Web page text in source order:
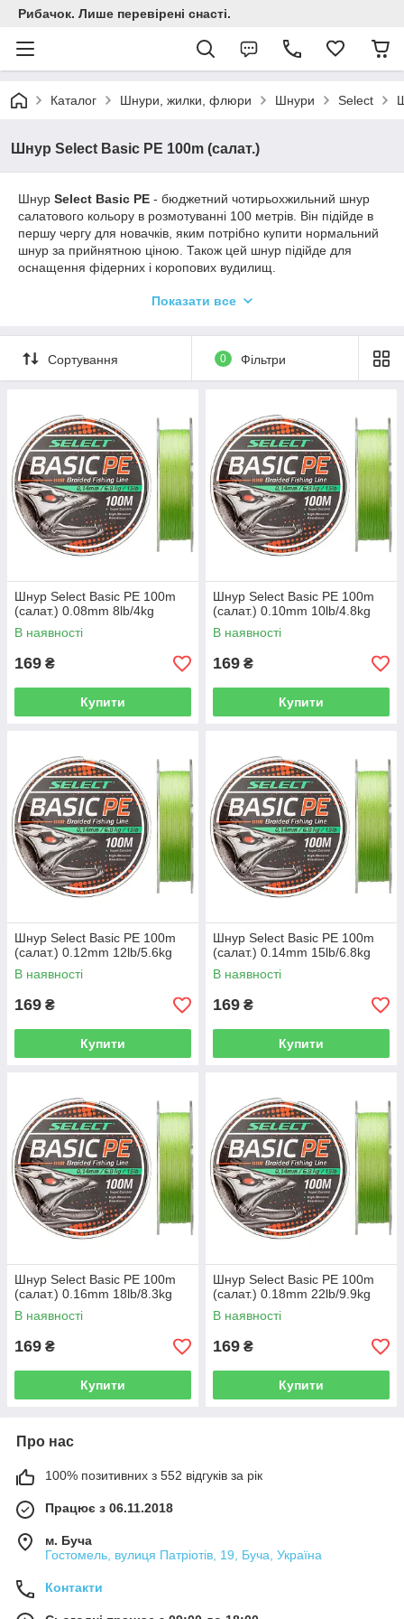
Рибачок. Лише перевірені снасті.
Каталог Шнури, жилки, флюри Шнури Select
Шнур Select Basic PE 100m (салат.)
Шнур Select Basic PE - бюджетний чотирьохжильний шнур
салатового кольору в розмотуванні 100 метрів. Він підійде в
першу чергу для новачків, яким потрібно купити нормальний
шнур за прийнятною ціною. Також цей шнур підійде для
оснащення фідерних і коропових вудилищ.
відрізняється підвищеною абразівоустойчівостью. Ці
фидерная рибалка, в стоячому водоймі або на протязі, при
лові твічінгом або джигом, Basic PE зможе знайти своє місце
Показати все
Сортування 0 Фільтри
Шнур Select Basic PE 100m
(салат.) 0.08mm 8lb/4kg
В наявності
169 ₴
Купити
Шнур Select Basic PE 100m
(салат.) 0.10mm 10lb/4.8kg
В наявності
169 ₴
Купити
Шнур Select Basic PE 100m
(салат.) 0.12mm 12lb/5.6kg
В наявності
169 ₴
Купити
Шнур Select Basic PE 100m
(салат.) 0.14mm 15lb/6.8kg
В наявності
169 ₴
Купити
Шнур Select Basic PE 100m
(салат.) 0.16mm 18lb/8.3kg
В наявності
169 ₴
Купити
Шнур Select Basic PE 100m
(салат.) 0.18mm 22lb/9.9kg
В наявності
169 ₴
Купити
Про нас
100% позитивних з 552 відгуків за рік
Працює з 06.11.2018
м. Буча
Гостомель, вулиця Патріотів, 19, Буча, Україна
Контакти